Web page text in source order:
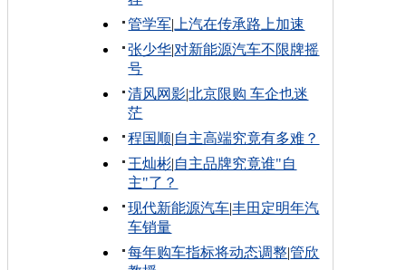
管学军| 上汽在传承路上加速
张少华|对新能源汽车不限牌摇
号
清风网影|北京限购 车企也迷
茫
程国顺|自主高端究竟有多难？
王灿彬|自主品牌究竟谁"自
主"了？
现代新能源汽车|丰田定明年汽
车销量
每年购车指标将动态调整|管欣